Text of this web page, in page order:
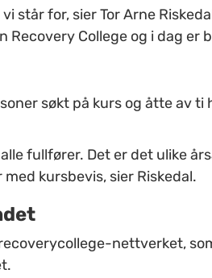
står for, sier Tor Arne
College og i dag er
søkt på kurs og åtte av
fullfører. Det er det ulike
kursbevis, sier Riskedal.
nettverket,